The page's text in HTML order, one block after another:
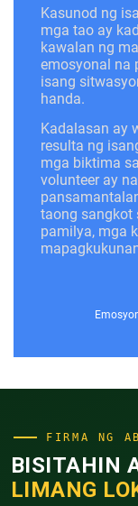
Kasunod ng
mga tao ay
kawalan ng
emosyonal na
isang
handa.
Kadalasan ay
resulta ng
mga biktima
volunteer ay
taong sangkot
pamilya, mga
FIRMA NG
BISITAHIN
LIMANG